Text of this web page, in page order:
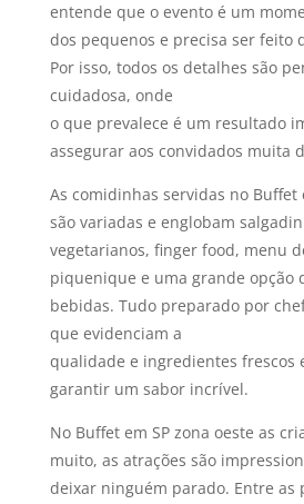
entende que o evento é um
dos pequenos e precisa ser feito
Por isso, todos os detalhes são
cuidadosa, onde
o que prevalece é um resultado
assegurar aos convidados muita
As comidinhas servidas no Buffet
são variadas e englobam
vegetarianos, finger food, menu
piquenique e uma grande opção
bebidas. Tudo preparado por
que evidenciam a
qualidade e ingredientes frescos
garantir um sabor incrível.
No Buffet em SP zona oeste as
muito, as atrações são
deixar ninguém parado. Entre as